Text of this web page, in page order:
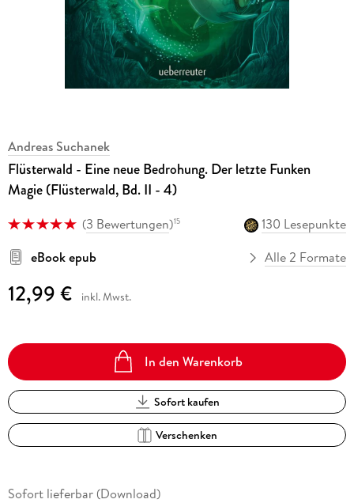
Andreas Suchanek
Flüsterwald - Eine neue Bedrohung. Der letzte Funken
Magie (Flüsterwald, Bd. II - 4)
(3 Bewertungen)15
130 Lesepunkte
eBook epub
Alle 2 Formate
12,99 € inkl. Mwst.
In den Warenkorb
Sofort kaufen
Verschenken
Sofort lieferbar (Download)